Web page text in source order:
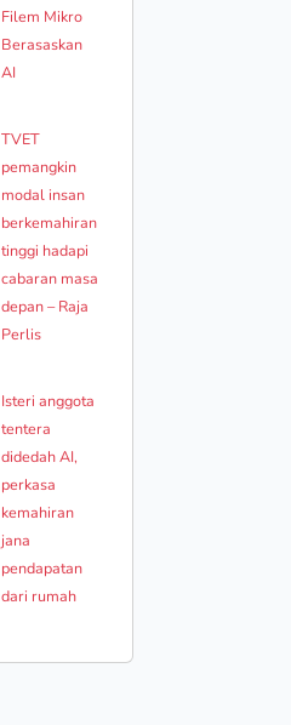
Filem Mikro
Berasaskan
AI
TVET
pemangkin
modal insan
berkemahiran
tinggi hadapi
cabaran masa
depan – Raja
Perlis
Isteri anggota
tentera
didedah AI,
perkasa
kemahiran
jana
pendapatan
dari rumah